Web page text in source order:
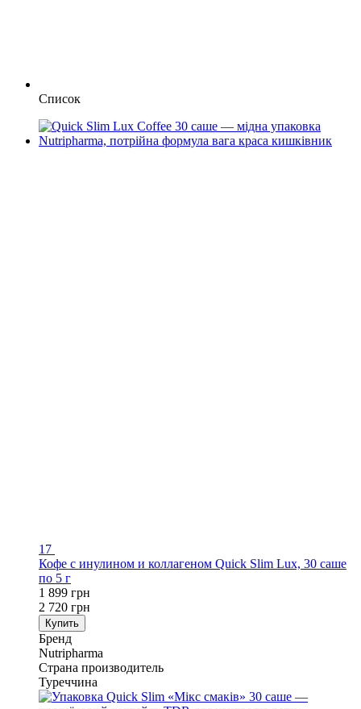
Список
17
Кофе с инулином и коллагеном Quick Slim Lux, 30 саше
по 5 г
1 899 грн
2 720 грн
Купить
Бренд
Nutripharma
Страна производитель
Туреччина